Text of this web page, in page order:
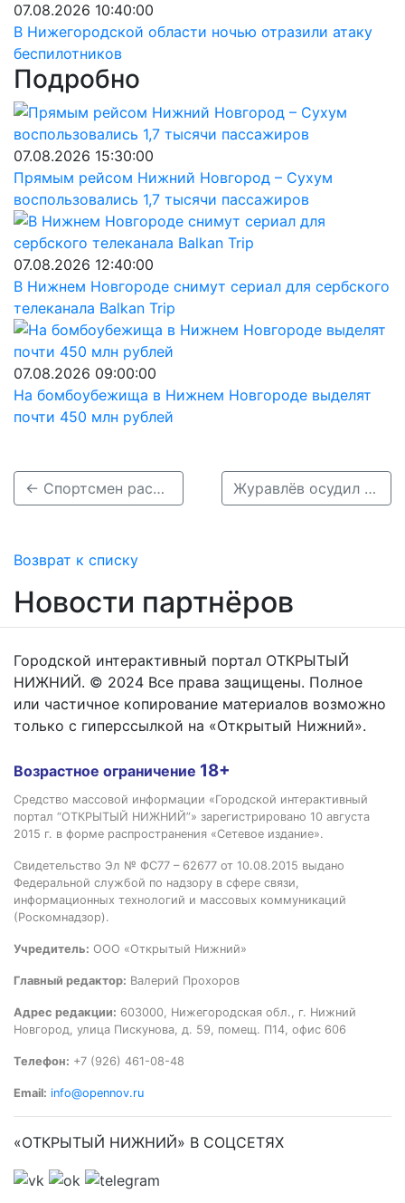
07.08.2026 10:40:00
В Нижегородской области ночью отразили атаку
беспилотников
Подробно
07.08.2026 15:30:00
Прямым рейсом Нижний Новгород – Сухум
воспользовались 1,7 тысячи пассажиров
07.08.2026 12:40:00
В Нижнем Новгороде снимут сериал для сербского
телеканала Balkan Trip
07.08.2026 09:00:00
На бомбоубежища в Нижнем Новгороде выделят
почти 450 млн рублей
← Спортсмен раскритиковал организацию состязаний по айс-кроссу в Нижнем Новгороде Журавлёв осудил обвинения женщин в абортах и разводах →
Возврат к списку
Новости партнёров
Городской интерактивный портал ОТКРЫТЫЙ
НИЖНИЙ. © 2024 Все права защищены. Полное
или частичное копирование материалов возможно
только с гиперссылкой на «Открытый Нижний».
Возрастное ограничение 18+
Средство массовой информации «Городской интерактивный
портал “ОТКРЫТЫЙ НИЖНИЙ”» зарегистрировано 10 августа
2015 г. в форме распространения «Сетевое издание».
Свидетельство Эл № ФС77 – 62677 от 10.08.2015 выдано
Федеральной службой по надзору в сфере связи,
информационных технологий и массовых коммуникаций
(Роскомнадзор).
Учредитель: ООО «Открытый Нижний»
Главный редактор: Валерий Прохоров
Адрес редакции: 603000, Нижегородская обл., г. Нижний
Новгород, улица Пискунова, д. 59, помещ. П14, офис 606
Телефон: +7 (926) 461-08-48
Email: info@opennov.ru
«ОТКРЫТЫЙ НИЖНИЙ» В СОЦСЕТЯХ